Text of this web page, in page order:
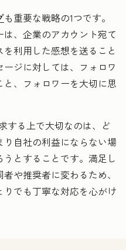
も重要な戦略の1つです。
、企業のアカウント宛て
利用した感想を送ること
ジに対しては、フォロワ
、フォロワーを大切に思
する上で大切なのは、ど
自社の利益にならない場
とすることです。満足し
や推奨者に変わるため、
でも丁寧な対応を心がけ